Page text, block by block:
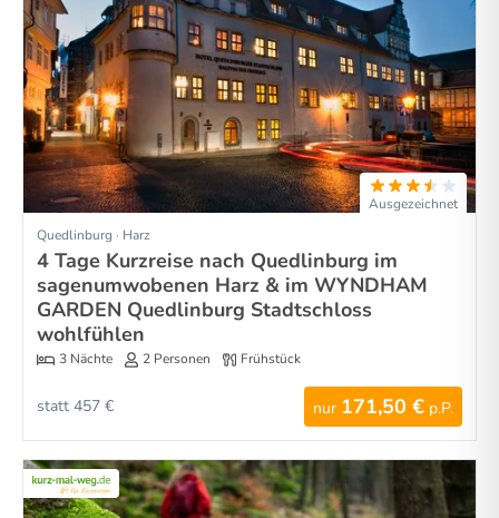
Ausgezeichnet
Quedlinburg · Harz
4 Tage Kurzreise nach Quedlinburg im
sagenumwobenen Harz & im WYNDHAM
GARDEN Quedlinburg Stadtschloss
wohlfühlen
3 Nächte 2 Personen Frühstück
nur 171,50 € p.P.
statt 457 €